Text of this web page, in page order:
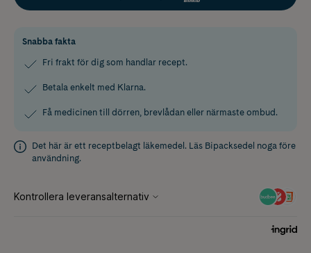
Snabba fakta
Fri frakt för dig som handlar recept.
Betala enkelt med Klarna.
Få medicinen till dörren, brevlådan eller närmaste ombud.
Det här är ett receptbelagt läkemedel. Läs Bipacksedel noga före
användning.